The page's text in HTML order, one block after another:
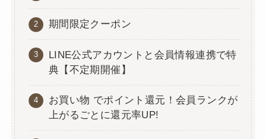
期間限定クーポン
LINE公式アカウントと会員情報連携で特
典【不定期開催】
お買い物 でポイント還元！会員ランクが
上がるごとに還元率UP!